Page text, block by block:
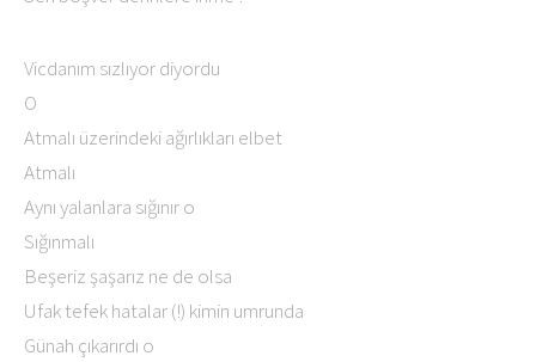
Vicdanım sızlıyor diyordu
O
Atmalı üzerindeki ağırlıkları elbet
Atmalı
Aynı yalanlara sığınır o
Sığınmalı
Beşeriz şaşarız ne de olsa
Ufak tefek hatalar (!) kimin umrunda
Günah çıkarırdı o